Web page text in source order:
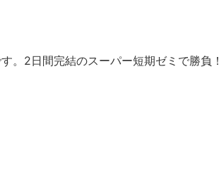
。2日間完結のスーパー短期ゼミで勝負！